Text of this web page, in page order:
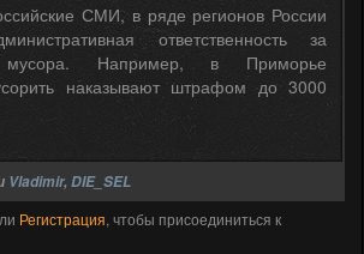
СМИ, в ряде регионов России
ответственность за
мусора. Например, в Приморье
наказывают штрафом до 3000
Vladimir, DIE_SEL
Регистрация, чтобы присоединиться к